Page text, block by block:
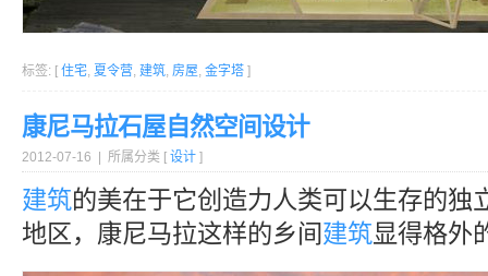
标签: [ 住宅, 夏令营, 建筑, 房屋, 金字塔 ]
康尼马拉石屋自然空间设计
2012-07-16 | 所属分类 [ 设计 ]
建筑的美在于它创造力人类可以生存的独
地区，康尼马拉这样的乡间建筑显得格外